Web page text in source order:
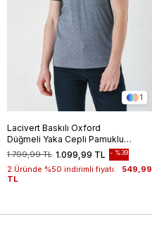
1
Lacivert Baskılı Oxford
Düğmeli Yaka Cepli Pamuklu
Casual Slim Fit Dar Kesim
Tişört 1011240177
1.099,99 TL
1.799,99 TL %39
2.Üründe %50 indirimli fiyatı:
549,99
TL